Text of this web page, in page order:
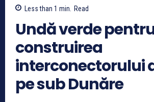
Less than 1 min. Read
Undă verde
construirea
interconectorului
pe sub Dunăre